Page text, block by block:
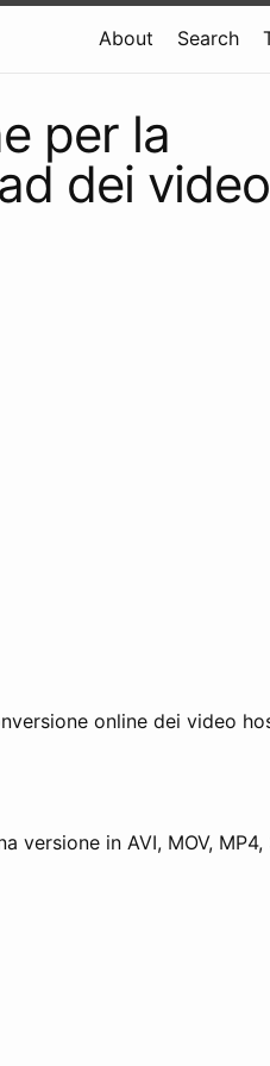
About Search
per la
dei
online dei video
versione in AVI, MOV, MP4,